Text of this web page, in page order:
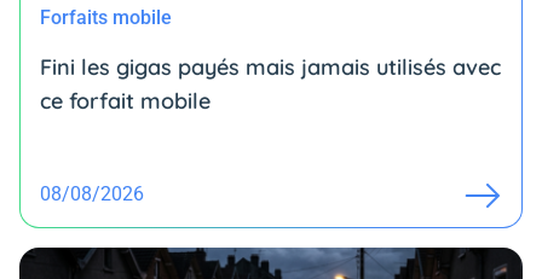
Forfaits mobile
Fini les gigas payés mais jamais utilisés avec
ce forfait mobile
08/08/2026